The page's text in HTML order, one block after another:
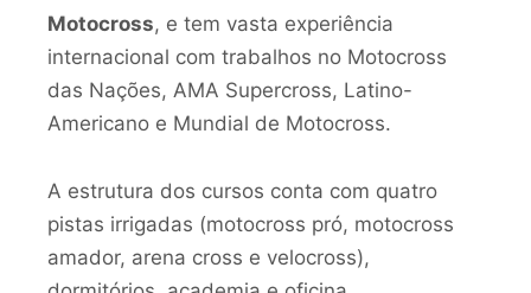
Motocross, e tem vasta experiência
internacional com trabalhos no Motocross
das Nações, AMA Supercross, Latino-
Americano e Mundial de Motocross.
A estrutura dos cursos conta com quatro
pistas irrigadas (motocross pró, motocross
amador, arena cross e velocross),